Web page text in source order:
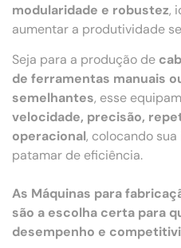
modularidade e robustez,
aumentar a produtividade
Seja para a produção de
de ferramentas manuais
semelhantes, esse
velocidade, precisão,
operacional, colocando
patamar de eficiência.
As Máquinas para
são a escolha certa para
desempenho e